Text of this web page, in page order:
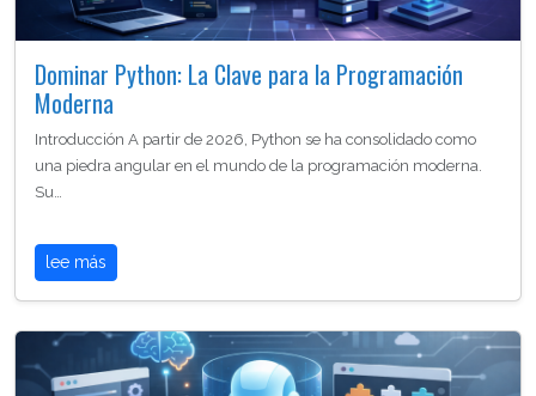
Dominar Python: La Clave para la Programación
Moderna
Introducción A partir de 2026, Python se ha consolidado como
una piedra angular en el mundo de la programación moderna.
Su…
lee más